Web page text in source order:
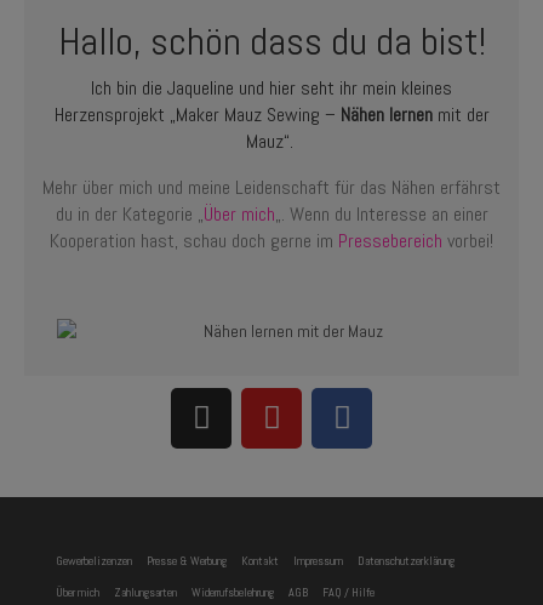
Hallo, schön dass du da bist!
Ich bin die Jaqueline und hier seht ihr mein kleines
Herzensprojekt „Maker Mauz Sewing – Nähen lernenmit der
Mauz“.
Mehr über mich und meine Leidenschaft für das Nähen erfährst
du in der Kategorie „Über mich„. Wenn du Interesse an einer
Kooperation hast, schau doch gerne im Pressebereich vorbei!
Gewerbelizenzen Presse & Werbung Kontakt Impressum
Datenschutzerklärung
Über mich
Zahlungsarten Widerrufsbelehrung AGB FAQ / Hilfe